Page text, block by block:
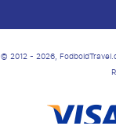
© 2012 - 2026,